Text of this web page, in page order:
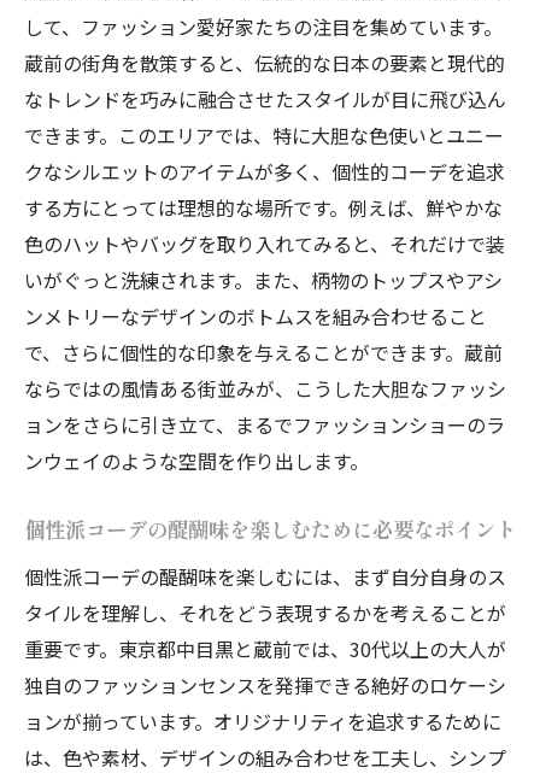
ンの革命
年代を超えた魅力を引き出すためのコーデ
術
春の街を彩る大人のためのスタイリッシュ
な冒険
個性派ファッションを実現するためのアイ
デア
中目黒と蔵前で見つける、装いへの新たな
30代以上必見!東京都で楽しむ個性的コーデと春
色の魅力
30代以上の大人が楽しめる個性派スタイル
春の季節感を取り入れた大人のコーデアイ
ディア
個性的コーデを引き立てる春色の選び方
東京都で注目のショップで見つける独自の
スタイル
年齢を感じさせない個性的なファッション
の取り入れ方
して、ファッション愛好家たちの注目を集めています。
蔵前の街角を散策すると、伝統的な日本の要素と現代的
なトレンドを巧みに融合させたスタイルが目に飛び込ん
できます。このエリアでは、特に大胆な色使いとユニー
クなシルエットのアイテムが多く、個性的コーデを追求
する方にとっては理想的な場所です。例えば、鮮やかな
色のハットやバッグを取り入れてみると、それだけで装
いがぐっと洗練されます。また、柄物のトップスやアシ
ンメトリーなデザインのボトムスを組み合わせること
で、さらに個性的な印象を与えることができます。蔵前
ならではの風情ある街並みが、こうした大胆なファッシ
ョンをさらに引き立て、まるでファッションショーのラ
ンウェイのような空間を作り出します。
個性派コーデの醍醐味を楽しむために必要なポイント
個性派コーデの醍醐味を楽しむには、まず自分自身のス
タイルを理解し、それをどう表現するかを考えることが
重要です。東京都中目黒と蔵前では、30代以上の大人が
独自のファッションセンスを発揮できる絶好のロケーシ
ョンが揃っています。オリジナリティを追求するために
は、色や素材、デザインの組み合わせを工夫し、シンプ